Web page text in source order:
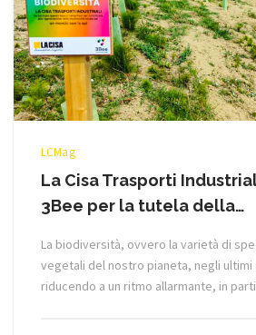
LCMag
La Cisa Trasporti
3Bee per la tutela della…
La biodiversità, ovvero la varietà di
vegetali del nostro pianeta, negli ultimi
riducendo a un ritmo allarmante, in